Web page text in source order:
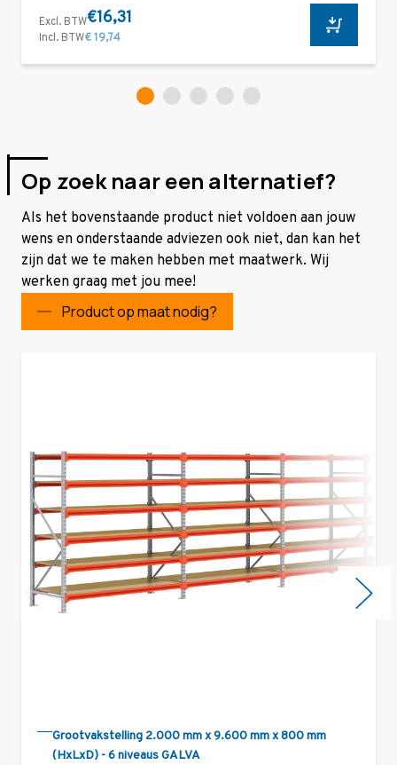
Excl. BTW€16,31
Incl. BTW€ 19,74
Op zoek naar een alternatief?
Als het bovenstaande product niet voldoen aan jouw
wens en onderstaande adviezen ook niet, dan kan het
zijn dat we te maken hebben met maatwerk. Wij
werken graag met jou mee!
Product op maat nodig?
Grootvakstelling 2.000 mm x 9.600 mm x 800 mm
(HxLxD) - 6 niveaus GALVA